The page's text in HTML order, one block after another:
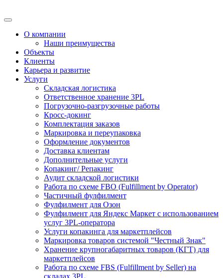
О компании
Наши преимущества
Объекты
Клиенты
Карьера и развитие
Услуги
Складская логистика
Ответственное хранение 3PL
Погрузочно-разгрузочные работы
Кросс-докинг
Комплектация заказов
Маркировка и переупаковка
Оформление документов
Доставка клиентам
Дополнительные услуги
Копакинг/ Репакинг
Аудит складской логистики
Работа по схеме FBO (Fulfillment by Operator)
Частичный фулфилмент
Фулфилмент для Озон
Фулфилмент для Яндекс Маркет с использованием
услуг 3PL-оператора
Услуги копакинга для маркетплейсов
Маркировка товаров системой "Честный Знак"
Хранение крупногабаритных товаров (КГТ) для
маркетплейсов
Работа по схеме FBS (Fulfillment by Seller) на
складах 3PL